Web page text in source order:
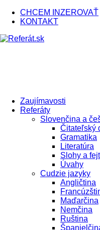
CHCEM INZEROVAŤ
KONTAKT
Zaujímavosti
Referáty
Slovenčina a
Čitateľský
Gramatika
Literatúra
Slohy a
Úvahy
Cudzie jazyky
Angličtina
Maďarčina
Nemčina
Ruština